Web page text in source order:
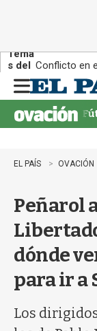
Tema
s del
día:
Conflicto en
n
u
EL PAÍS OVACIÓN
Peñarol
dónde
para ir a
Los